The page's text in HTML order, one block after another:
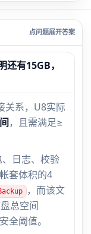
还有15GB，
关系，U8实际
，且需满足≥
日志、校验
套体积的4
，而该文
总空间
全阈值。